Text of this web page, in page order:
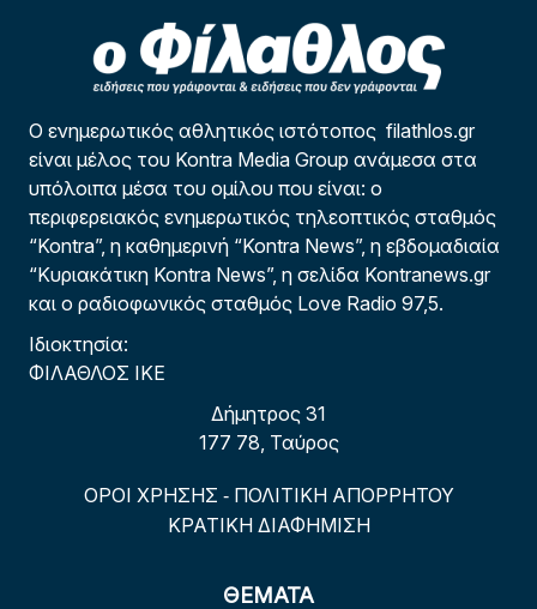
Ο ενημερωτικός αθλητικός ιστότοπος filathlos.gr
είναι μέλος του Kontra Media Group ανάμεσα στα
υπόλοιπα μέσα του ομίλου που είναι: ο
περιφερειακός ενημερωτικός τηλεοπτικός σταθμός
“Kontra”, η καθημερινή “Kontra News”, η εβδομαδιαία
“Κυριακάτικη Kontra News”, η σελίδα Kontranews.gr
και ο ραδιοφωνικός σταθμός Love Radio 97,5.
Ιδιοκτησία:
ΦΙΛΑΘΛΟΣ ΙΚΕ
Δήμητρος 31
177 78, Ταύρος
ΟΡΟΙ ΧΡΗΣΗΣ - ΠΟΛΙΤΙΚΗ ΑΠΟΡΡΗΤΟΥ
ΚΡΑΤΙΚΗ ΔΙΑΦΗΜΙΣΗ
ΘΕΜΑΤΑ